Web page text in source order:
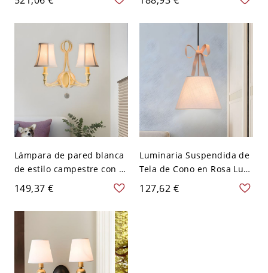
Rural en Latón para Salón
- Latón 110 A 120 V
de latón rústico con
pantalla de tela
Lámpara de pared blanca
de estilo campestre con 2
luces, pantalla de tela y
decoración de cuentas de
cristal
149,37 €
Luminaria Suspendida de
Tela de Cono en Rosa Luz
Colgante Infantil 2
Bombillas con Deco de
127,62 €